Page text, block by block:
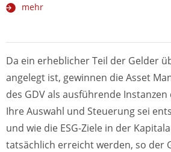
mehr
Da ein erheblicher Teil der Gelder
angelegt ist, gewinnen die Asset
des GDV als ausführende
Ihre Auswahl und Steuerung sei
und wie die ESG-Ziele in der
tatsächlich erreicht werden, so der